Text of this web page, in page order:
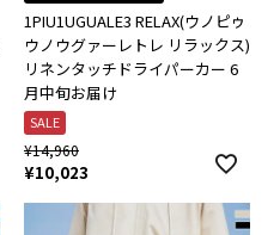
1PIU1UGUALE3 RELAX(ウノピゥ
ウノウグァーレトレ リラックス)
リネンタッチドライパーカー 6
月中旬お届け
SALE
¥14,960
¥10,023